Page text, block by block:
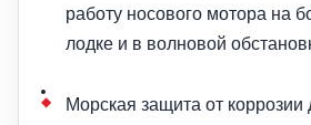
работу носового мотора на
лодке и в волновой
Морская защита от коррозии